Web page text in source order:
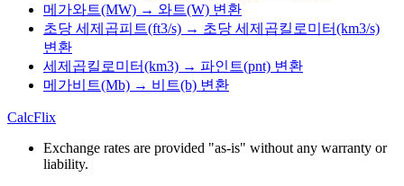
메가와트(MW) → 와트(W) 변환
초당 세제곱피트(ft3/s) → 초당 세제곱킬로미터(km3/s)
변환
세제곱킬로미터(km3) → 파인트(pnt) 변환
메가비트(Mb) → 비트(b) 변환
CalcFlix
Exchange rates are provided "as-is" without any warranty or
liability.